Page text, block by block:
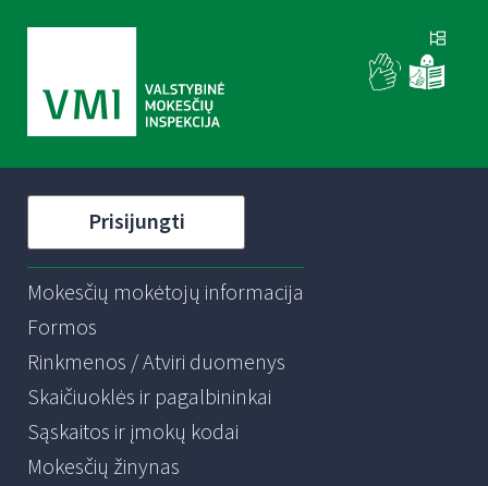
Prisijungti
Mokesčių mokėtojų informacija
Formos
Rinkmenos / Atviri duomenys
Skaičiuoklės ir pagalbininkai
Sąskaitos ir įmokų kodai
Mokesčių žinynas